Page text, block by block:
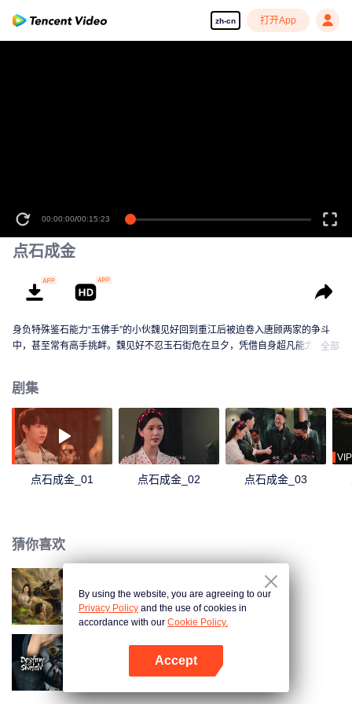
zh-cn 打开App
点石成金
身负特殊鉴石能力“玉佛手”的小伙魏见好回到重江后被迫卷入唐顾两家的争斗
中，甚至常有高手挑衅。魏见好不忍玉石街危在旦夕，凭借自身超凡能力周旋
全部
剧集
点石成金_01 点石成金_02 点石成金_03
VIP
猜你喜欢
异翡冲天
意能之下
By using the website, you are agreeing to our
Privacy Policy and the use of cookies in
accordance with our Cookie Policy.
Accept